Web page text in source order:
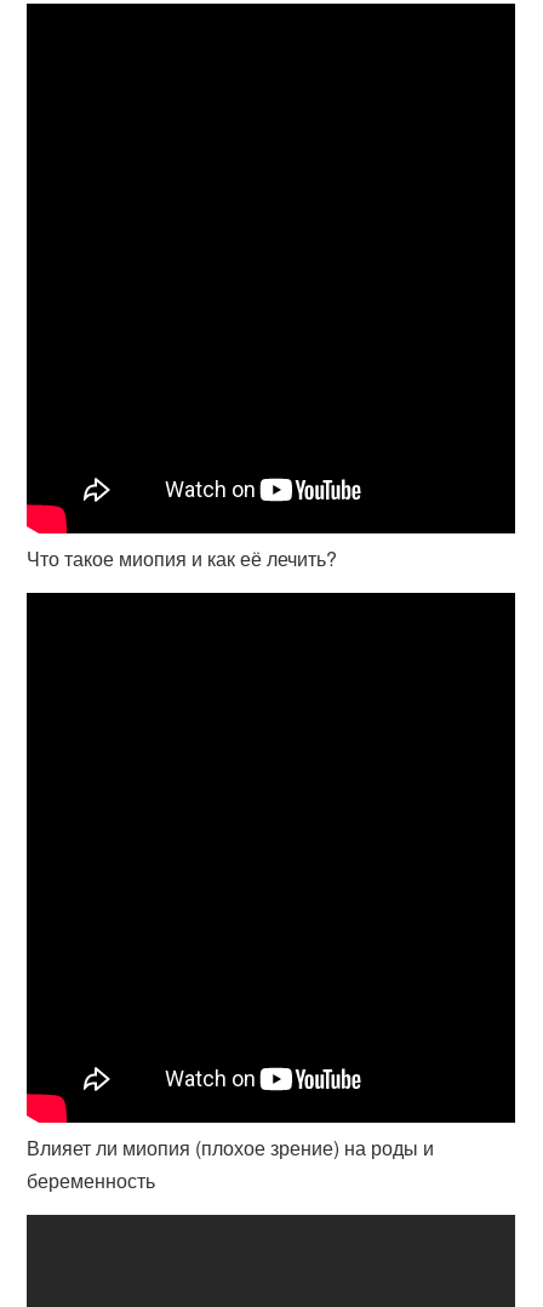
Что такое миопия и как её лечить?
Влияет ли миопия (плохое зрение) на роды и
беременность